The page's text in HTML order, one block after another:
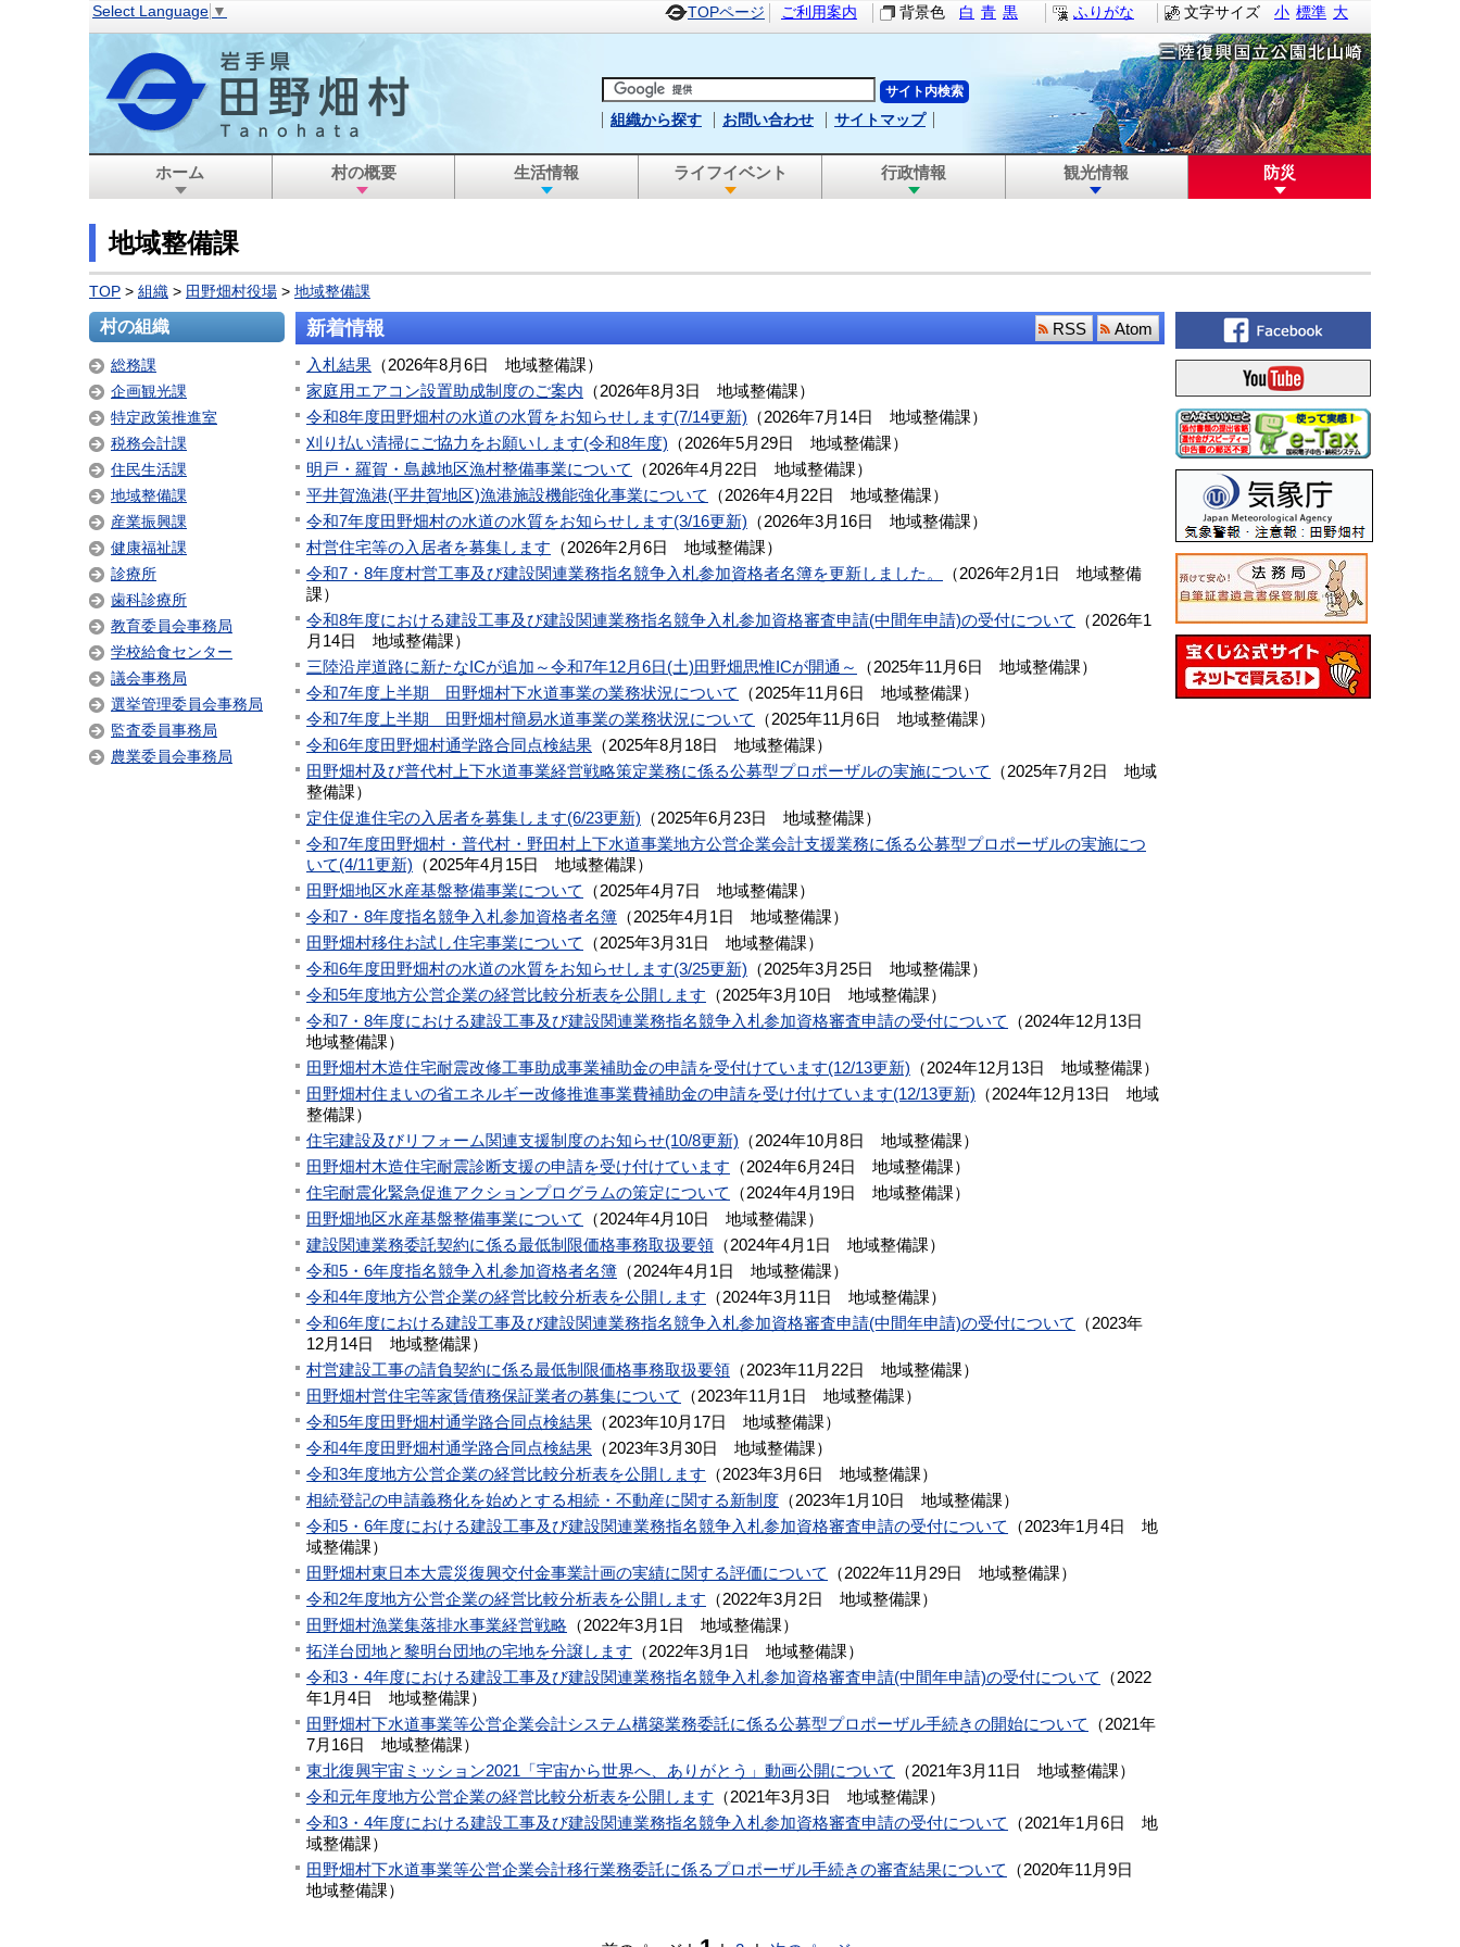
文字サイズ 小 標準 大
Select Language ▼ TOPページ ご利用案内 背景色 白 青 黒 ふりがな
組織から探す お問い合わせ サイトマップ
ホーム 村の概要 生活情報 ライフイベント 行政情報 観光情報 防災
地域整備課
TOP > 組織 > 田野畑村役場 > 地域整備課
新着情報 RSS Atom
入札結果 （2026年8月6日 地域整備課）
家庭用エアコン設置助成制度のご案内 （2026年8月3日 地域整備課）
令和8年度田野畑村の水道の水質をお知らせします(7/14更新) （2026年7月14日 地域整備課）
刈り払い清掃にご協力をお願いします(令和8年度) （2026年5月29日 地域整備課）
明戸・羅賀・島越地区漁村整備事業について
（2026年4月22日 地域整備課）
平井賀漁港(平井賀地区)漁港施設機能強化事業について
（2026年4月22日 地域整備課）
令和7年度田野畑村の水道の水質をお知らせします(3/16更新) （2026年3月16日 地域整備課）
村営住宅等の入居者を募集します （2026年2月6日 地域整備課）
令和7・8年度村営工事及び建設関連業務指名競争入札参加資格者名簿を更新しました。
（2026年2月1日
地域整備
課）
令和8年度における建設工事及び建設関連業務指名競争入札参加資格審査申請(中間年申請)の受付について
（2026年1
月14日
地域整備課）
三陸沿岸道路に新たなICが追加～令和7年12月6日(土)田野畑思惟ICが開通～
（2025年11月6日 地域整備課）
令和7年度上半期 田野畑村下水道事業の業務状況について
（2025年11月6日 地域整備課）
令和7年度上半期 田野畑村簡易水道事業の業務状況について
（2025年11月6日 地域整備課）
令和6年度田野畑村通学路合同点検結果 （2025年8月18日 地域整備課）
田野畑村及び普代村上下水道事業経営戦略策定業務に係る公募型プロポーザルの実施について
（2025年7月2日
地域
整備課）
定住促進住宅の入居者を募集します(6/23更新) （2025年6月23日 地域整備課）
令和7年度田野畑村・普代村・野田村上下水道事業地方公営企業会計支援業務に係る公募型プロポーザルの実施につ
いて(4/11更新) （2025年4月15日 地域整備課）
田野畑地区水産基盤整備事業について
（2025年4月7日 地域整備課）
令和7・8年度指名競争入札参加資格者名簿 （2025年4月1日 地域整備課）
田野畑村移住お試し住宅事業について
（2025年3月31日 地域整備課）
令和6年度田野畑村の水道の水質をお知らせします(3/25更新) （2025年3月25日 地域整備課）
令和5年度地方公営企業の経営比較分析表を公開します （2025年3月10日 地域整備課）
令和7・8年度における建設工事及び建設関連業務指名競争入札参加資格審査申請の受付について
（2024年12月13日
地域整備課）
田野畑村木造住宅耐震改修工事助成事業補助金の申請を受付けています(12/13更新) （2024年12月13日 地域整備課）
田野畑村住まいの省エネルギー改修推進事業費補助金の申請を受け付けています(12/13更新) （2024年12月13日
地域
整備課）
住宅建設及びリフォーム関連支援制度のお知らせ(10/8更新) （2024年10月8日 地域整備課）
田野畑村木造住宅耐震診断支援の申請を受け付けています （2024年6月24日 地域整備課）
住宅耐震化緊急促進アクションプログラムの策定について
（2024年4月19日 地域整備課）
田野畑地区水産基盤整備事業について
（2024年4月10日 地域整備課）
建設関連業務委託契約に係る最低制限価格事務取扱要領 （2024年4月1日 地域整備課）
令和5・6年度指名競争入札参加資格者名簿 （2024年4月1日 地域整備課）
令和4年度地方公営企業の経営比較分析表を公開します （2024年3月11日 地域整備課）
令和6年度における建設工事及び建設関連業務指名競争入札参加資格審査申請(中間年申請)の受付について
（2023年
12月14日
地域整備課）
村営建設工事の請負契約に係る最低制限価格事務取扱要領 （2023年11月22日 地域整備課）
田野畑村営住宅等家賃債務保証業者の募集について
（2023年11月1日 地域整備課）
令和5年度田野畑村通学路合同点検結果 （2023年10月17日 地域整備課）
令和4年度田野畑村通学路合同点検結果 （2023年3月30日 地域整備課）
令和3年度地方公営企業の経営比較分析表を公開します （2023年3月6日 地域整備課）
相続登記の申請義務化を始めとする相続・不動産に関する新制度 （2023年1月10日 地域整備課）
令和5・6年度における建設工事及び建設関連業務指名競争入札参加資格審査申請の受付について
（2023年1月4日
地
域整備課）
田野畑村東日本大震災復興交付金事業計画の実績に関する評価について
（2022年11月29日 地域整備課）
令和2年度地方公営企業の経営比較分析表を公開します （2022年3月2日 地域整備課）
田野畑村漁業集落排水事業経営戦略 （2022年3月1日 地域整備課）
拓洋台団地と黎明台団地の宅地を分譲します （2022年3月1日 地域整備課）
令和3・4年度における建設工事及び建設関連業務指名競争入札参加資格審査申請(中間年申請)の受付について
（2022
年1月4日
地域整備課）
田野畑村下水道事業等公営企業会計システム構築業務委託に係る公募型プロポーザル手続きの開始について
（2021年
7月16日
地域整備課）
東北復興宇宙ミッション2021「宇宙から世界へ、ありがとう」動画公開について
（2021年3月11日 地域整備課）
令和元年度地方公営企業の経営比較分析表を公開します （2021年3月3日 地域整備課）
令和3・4年度における建設工事及び建設関連業務指名競争入札参加資格審査申請の受付について
（2021年1月6日
地
域整備課）
田野畑村下水道事業等公営企業会計移行業務委託に係るプロポーザル手続きの審査結果について
（2020年11月9日
地域整備課）
村の組織
総務課
企画観光課
特定政策推進室
税務会計課
住民生活課
地域整備課
産業振興課
健康福祉課
診療所
歯科診療所
教育委員会事務局
学校給食センター
議会事務局
選挙管理委員会事務局
監査委員事務局
農業委員会事務局